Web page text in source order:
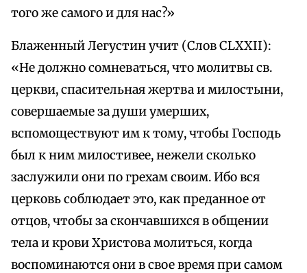
того же самого и для нас?»
Блаженный Легустин учит (Слов CLXXII):
«Не должно сомневаться, что молитвы св.
церкви, спасительная жертва и милостыни,
совершаемые за души умерших,
вспомоществуют им к тому, чтобы Господь
был к ним милостивее, нежели сколько
заслужили они по грехам своим. Ибо вся
церковь соблюдает это, как преданное от
отцов, чтобы за скончавшихся в общении
тела и крови Христова молиться, когда
воспоминаются они в свое время при самом